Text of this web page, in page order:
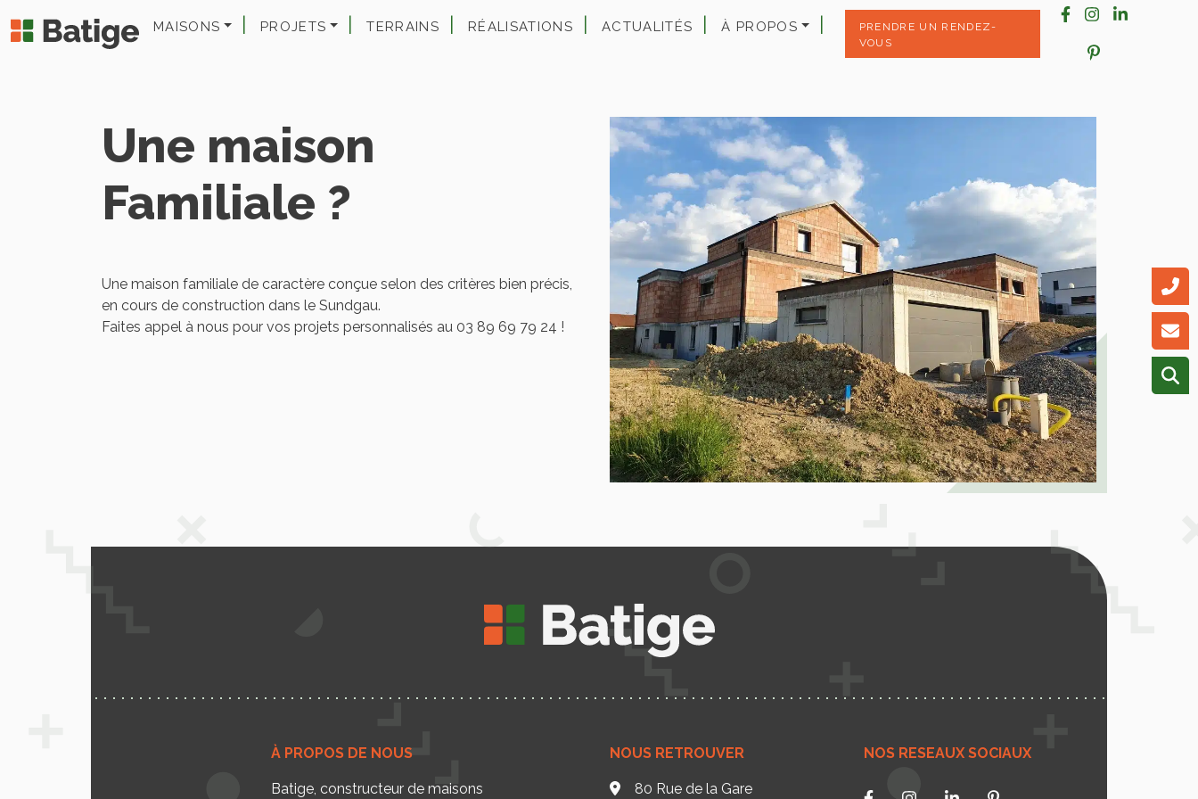
MAISONS PROJETS TERRAINS RÉALISATIONS ACTUALITÉS À PROPOS
PRENDRE UN RENDEZ-
VOUS
Une maison
Familiale ?
Une maison familiale de caractère conçue selon des critères bien précis,
en cours de construction dans le Sundgau.
Faites appel à nous pour vos projets personnalisés au 03 89 69 79 24 !
À PROPOS DE NOUS
Batige, constructeur de maisons
NOUS RETROUVER
80 Rue de la Gare
NOS RESEAUX SOCIAUX